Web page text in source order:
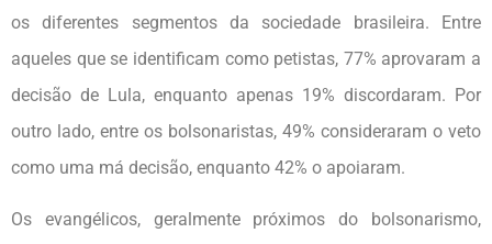
os diferentes segmentos da sociedade brasileira. Entre
aqueles que se identificam como petistas, 77% aprovaram a
decisão de Lula, enquanto apenas 19% discordaram. Por
outro lado, entre os bolsonaristas, 49% consideraram o veto
como uma má decisão, enquanto 42% o apoiaram.
Os evangélicos, geralmente próximos do bolsonarismo,